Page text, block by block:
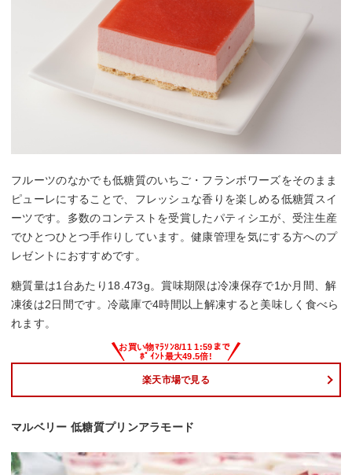
フルーツのなかでも低糖質のいちご・フランボワーズをそのまま
ピューレにすることで、フレッシュな香りを楽しめる低糖質スイ
ーツです。多数のコンテストを受賞したパティシエが、受注生産
でひとつひとつ手作りしています。健康管理を気にする方へのプ
レゼントにおすすめです。
糖質量は1台あたり18.473g。賞味期限は冷凍保存で1か月間、解
凍後は2日間です。冷蔵庫で4時間以上解凍すると美味しく食べら
れます。
楽天市場で見る
マルベリー 低糖質プリンアラモード